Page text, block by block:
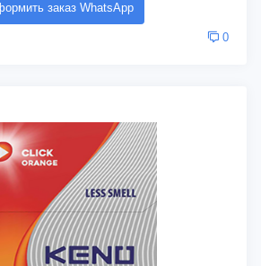
заказ WhatsApp
0